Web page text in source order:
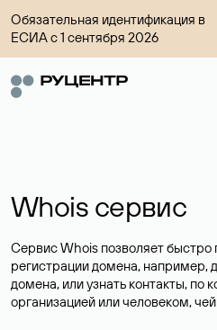
Обязательная идентификация в
ЕСИА с 1 сентября 2026
Whois сервис
Сервис Whois позволяет
регистрации домена, например,
домена, или узнать контакты, по
организацией или человеком,